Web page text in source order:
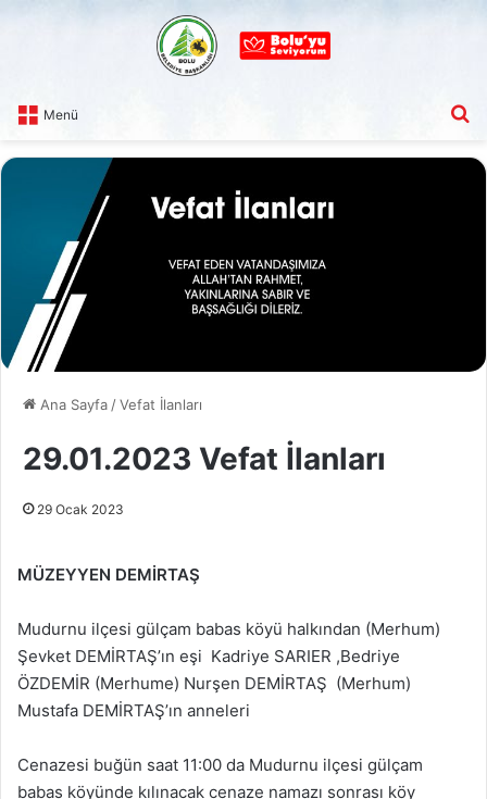
Menü
Ana Sayfa /Vefat İlanları
29.01.2023 Vefat İlanları
29 Ocak 2023
MÜZEYYEN DEMİRTAŞ
Mudurnu ilçesi gülçam babas köyü halkından (Merhum)
Şevket DEMİRTAŞ’ın eşi Kadriye SARIER ,Bedriye
ÖZDEMİR (Merhume) Nurşen DEMİRTAŞ (Merhum)
Mustafa DEMİRTAŞ’ın anneleri
Cenazesi buğün saat 11:00 da Mudurnu ilçesi gülçam
babas köyünde kılınacak cenaze namazı sonrası köy